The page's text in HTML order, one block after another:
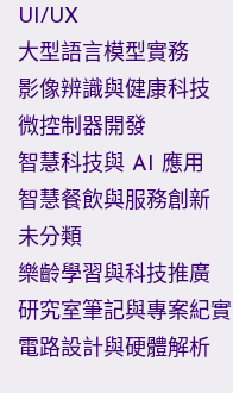
UI/UX
大型語言模型實務
影像辨識與健康科技
微控制器開發
智慧科技與 AI 應用
智慧餐飲與服務創新
未分類
樂齡學習與科技推廣
研究室筆記與專案紀實
電路設計與硬體解析